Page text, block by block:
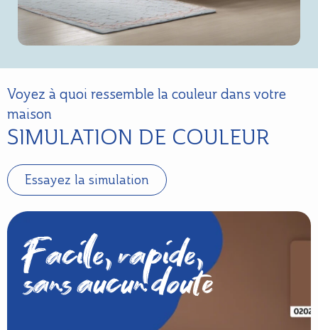
Voyez à quoi ressemble la couleur dans votre
maison
SIMULATION DE COULEUR
Essayez la simulation
Facile, rapide,
sans aucun doute